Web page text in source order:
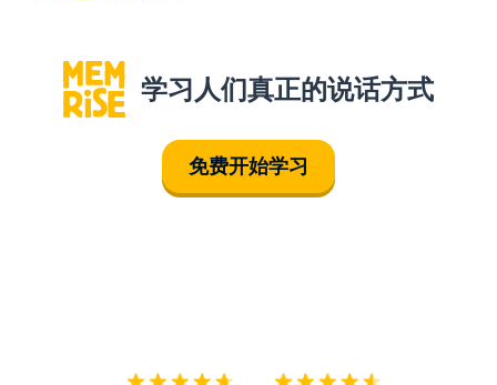
学习人们真正的说话方式
免费开始学习